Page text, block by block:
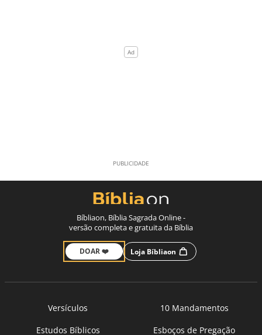
Bíbliaon, Bíblia Sagrada Online -
versão completa e gratuita da Bíblia
DOAR ❤️ Loja Bíbliaon
Versículos
10 Mandamentos
Estudos Bíblicos
Esboços de Pregação